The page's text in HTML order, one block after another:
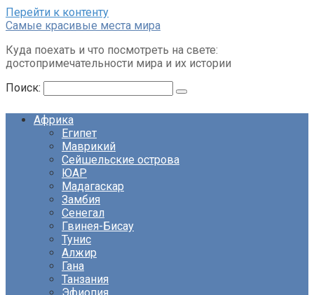
Перейти к контенту
Cамые красивые места мира
Куда поехать и что посмотреть на свете:
достопримечательности мира и их истории
Поиск:
Африка
Египет
Маврикий
Сейшельские острова
ЮАР
Мадагаскар
Замбия
Сенегал
Гвинея-Бисау
Тунис
Алжир
Гана
Танзания